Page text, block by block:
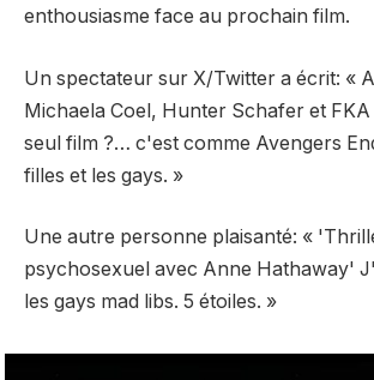
enthousiasme face au prochain film.
Un spectateur sur X/Twitter a écrit: «
Michaela Coel, Hunter Schafer et FKA
seul film ?… c'est comme Avengers
filles et les gays. »
Une autre personne plaisanté: «
psychosexuel avec Anne Hathaway'
les gays mad libs. 5 étoiles. »